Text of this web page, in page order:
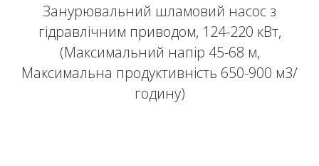
Занурювальний шламовий насос з
гідравлічним приводом, 124-220 кВт,
(Максимальний напір 45-68 м,
Максимальна продуктивність 650-900 м3/
годину)